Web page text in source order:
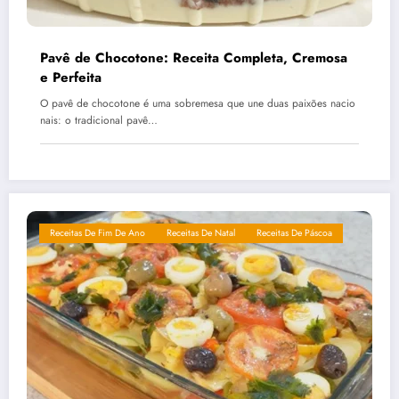
Pavê de Chocotone: Receita Completa, Cremosa
e Perfeita
O pavê de chocotone é uma sobremesa que une duas paixões nacio
nais: o tradicional pavê…
Receitas De Fim De Ano Receitas De Natal Receitas De Páscoa